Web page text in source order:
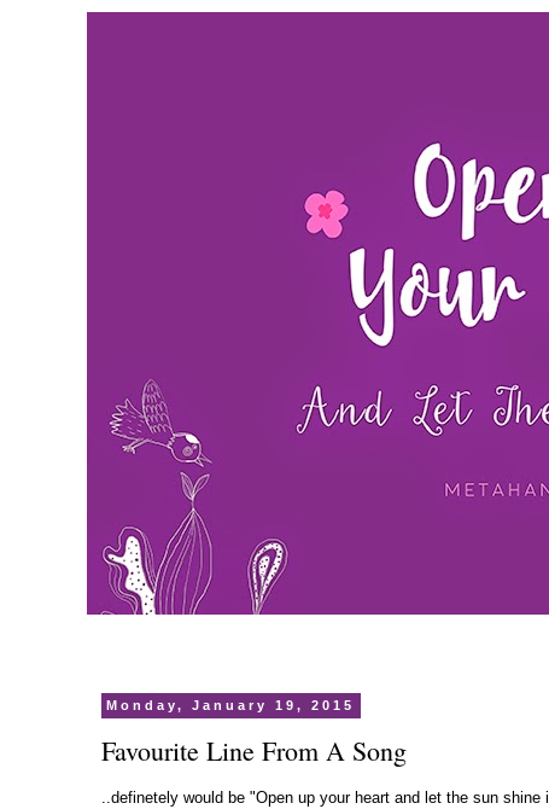
Monday, January 19, 2015
Favourite Line From A Song
..definetely would be "Open up your heart and let the sun